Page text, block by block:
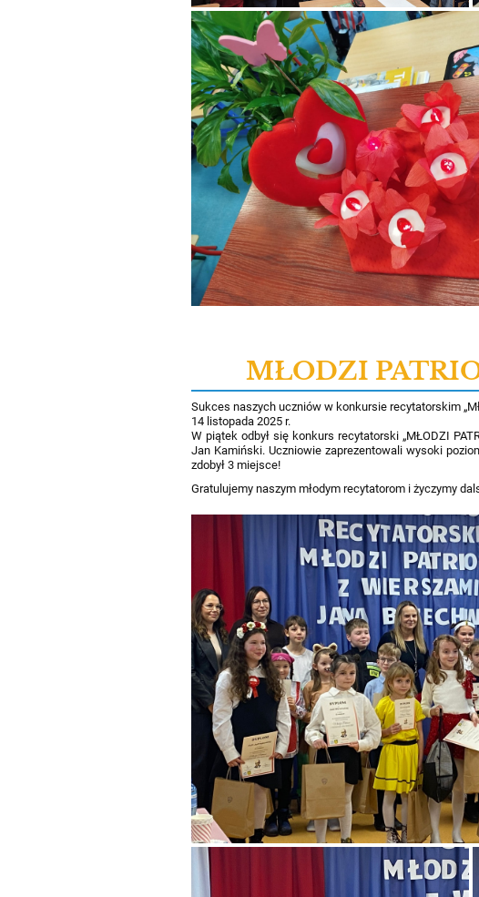
MŁODZI
Sukces naszych uczniów w konkursie recytatorskim
14 listopada 2025 r.
W piątek odbył się konkurs recytatorski „MŁODZI
Jan Kamiński. Uczniowie zaprezentowali wysoki
zdobył 3 miejsce!
Gratulujemy naszym młodym recytatorom i życzymy